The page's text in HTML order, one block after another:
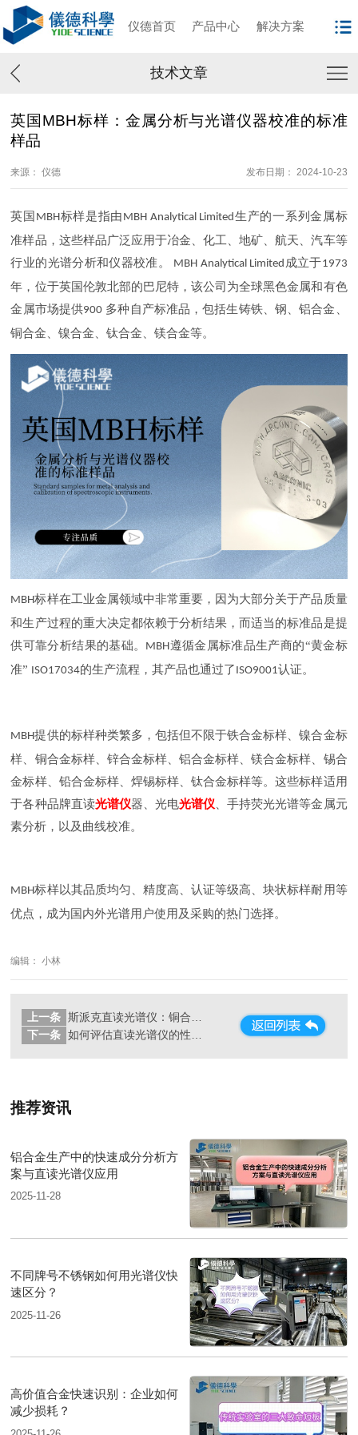
仪德首页 产品中心 解决方案
技术文章
英国MBH标样：金属分析与光谱仪器校准的标准
样品
来源： 仪德 发布日期： 2024-10-23
英国 MBH标样是指由 MBH Analytical Limited生产的一系列金属标
准样品，这些样品广泛应用于冶金、化工、地矿、航天、汽车等
行业的光谱分析和仪器校准。
MBH Analytical Limited 成立于1973
年，位于英国伦敦北部的巴尼特，该公司为全球黑色金属和有色
金属市场提供900 多种自产标准品，包括生铸铁、钢、铝合金、
铜合金、镍合金、钛合金、镁合金等。
MBH标样在工业金属领域中非常重要，因为大部分关于产品质量
和生产过程的重大决定都依赖于分析结果，而适当的标准品是提
供可靠分析结果的基础。
MBH遵循金属标准品生产商的“黄金标
准” ISO17034的生产流程，其产品也通过了 ISO9001认证。
MBH提供的标样种类繁多，包括但不限于铁合金标样、镍合金标
样、铜合金标样、锌合金标样、铝合金标样、镁合金标样、锡合
金标样、铅合金标样、焊锡标样、钛合金标样等。这些标样适用
于各种品牌直读光谱仪器、光电光谱仪 、手持荧光光谱等金属元
素分析，以及曲线校准。
MBH标样以其品质均匀、精度高、认证等级高、块状标样耐用等
优点，成为国内外光谱用户使用及采购的热门选择。
编辑： 小林
上一条
下一条
如何评估直读光谱仪的性能和可靠性？
推荐资讯
铝合金生产中的快速成分分析方
案与直读光谱仪应用
2025-11-28
不同牌号不锈钢如何用光谱仪快
速区分？
2025-11-26
高价值合金快速识别：企业如何
减少损耗？